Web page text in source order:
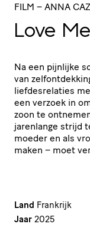
FILM – ANNA
Love
Na een pijnlijke
van
liefdesrelaties
een verzoek in
zoon te
jarenlange strijd
moeder en als
maken – moet
Land Frankrijk
Jaar 2025